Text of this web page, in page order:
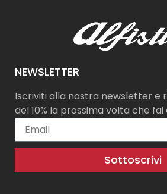
NEWSLETTER
Iscriviti alla nostra newsletter e
del 10% la prossima volta che fai
Sottoscrivi